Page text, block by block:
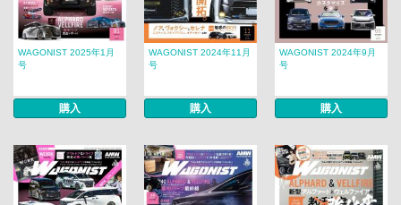
WAGONIST 2025年1月
号
購入
WAGONIST 2024年11月
号
購入
WAGONIST 2024年9月
号
購入